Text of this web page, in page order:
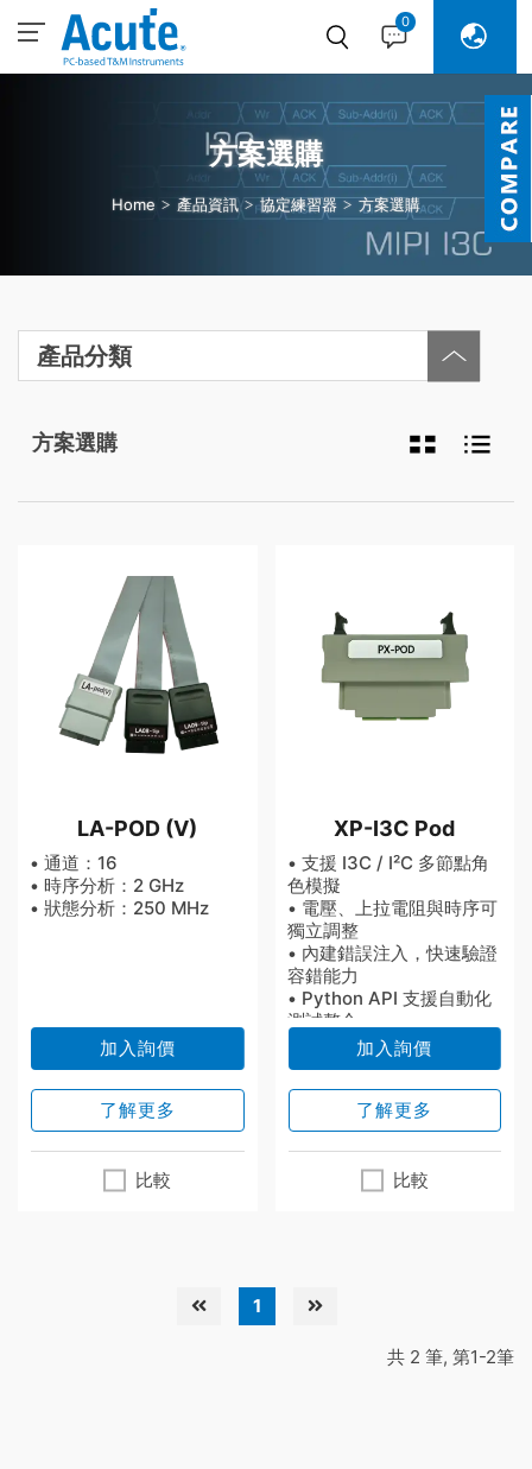
0
方案選購
Home 產品資訊 協定練習器 方案選購
產品分類
方案選購
LA-POD (V)
• 通道：16
• 時序分析：2 GHz
• 狀態分析：250 MHz
加入詢價
了解更多
比較
XP-I3C Pod
• 支援 I3C / I²C 多節點角
色模擬
• 電壓、上拉電阻與時序可
獨立調整
• 內建錯誤注入，快速驗證
容錯能力
• Python API 支援自動化
測試整合
加入詢價
了解更多
比較
1
共 2 筆, 第1-2筆